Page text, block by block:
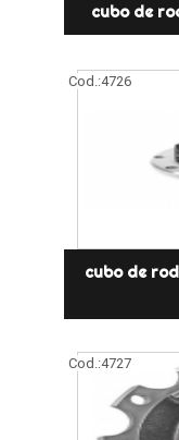
cubo de
Cod.:4726
cubo de
Cod.:4727